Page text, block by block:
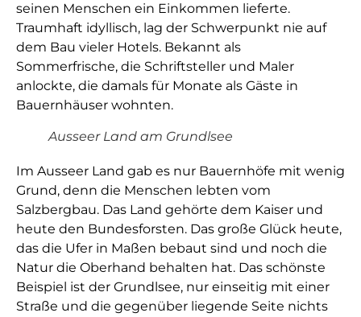
seinen Menschen ein Einkommen lieferte.
Traumhaft idyllisch, lag der Schwerpunkt nie auf
dem Bau vieler Hotels. Bekannt als
Sommerfrische, die Schriftsteller und Maler
anlockte, die damals für Monate als Gäste in
Bauernhäuser wohnten.
Ausseer Land am Grundlsee
Im Ausseer Land gab es nur Bauernhöfe mit wenig
Grund, denn die Menschen lebten vom
Salzbergbau. Das Land gehörte dem Kaiser und
heute den Bundesforsten. Das große Glück heute,
das die Ufer in Maßen bebaut sind und noch die
Natur die Oberhand behalten hat. Das schönste
Beispiel ist der Grundlsee, nur einseitig mit einer
Straße und die gegenüber liegende Seite nichts